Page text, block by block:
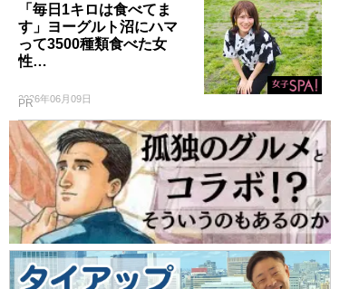
「毎日1キロは食べてま
す」ヨーグルト沼にハマ
って3500種類食べた女
性…
2026年06月09日
PR